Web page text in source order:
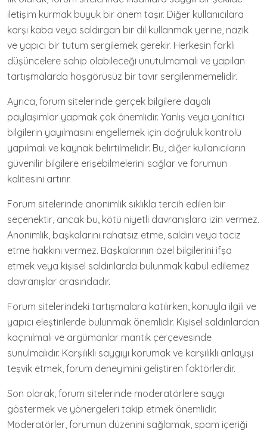
iletişim kurmak büyük bir önem taşır. Diğer kullanıcılara
karşı kaba veya saldırgan bir dil kullanmak yerine, nazik
ve yapıcı bir tutum sergilemek gerekir. Herkesin farklı
düşüncelere sahip olabileceği unutulmamalı ve yapılan
tartışmalarda hoşgörüsüz bir tavır sergilenmemelidir.
Ayrıca, forum sitelerinde gerçek bilgilere dayalı
paylaşımlar yapmak çok önemlidir. Yanlış veya yanıltıcı
bilgilerin yayılmasını engellemek için doğruluk kontrolü
yapılmalı ve kaynak belirtilmelidir. Bu, diğer kullanıcıların
güvenilir bilgilere erişebilmelerini sağlar ve forumun
kalitesini artırır.
Forum sitelerinde anonimlik sıklıkla tercih edilen bir
seçenektir, ancak bu, kötü niyetli davranışlara izin vermez.
Anonimlik, başkalarını rahatsız etme, saldırı veya taciz
etme hakkını vermez. Başkalarının özel bilgilerini ifşa
etmek veya kişisel saldırılarda bulunmak kabul edilemez
davranışlar arasındadır.
Forum sitelerindeki tartışmalara katılırken, konuyla ilgili ve
yapıcı eleştirilerde bulunmak önemlidir. Kişisel saldırılardan
kaçınılmalı ve argümanlar mantık çerçevesinde
sunulmalıdır. Karşılıklı saygıyı korumak ve karşılıklı anlayışı
teşvik etmek, forum deneyimini geliştiren faktörlerdir.
Son olarak, forum sitelerinde moderatörlere saygı
göstermek ve yönergeleri takip etmek önemlidir.
Moderatörler, forumun düzenini sağlamak, spam içeriği